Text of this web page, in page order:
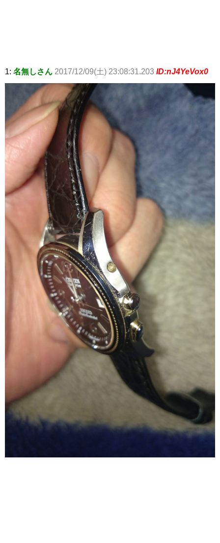
1: 名無しさん 2017/12/09(土) 23:08:31.203 ID:nJ4YeVox0